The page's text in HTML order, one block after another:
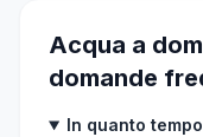
Acqua a
domande
In quanto